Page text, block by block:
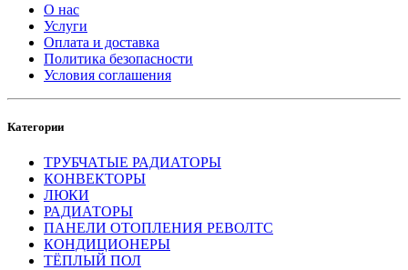
О нас
Услуги
Оплата и доставка
Политика безопасности
Условия соглашения
Категории
ТРУБЧАТЫЕ РАДИАТОРЫ
КОНВЕКТОРЫ
ЛЮКИ
РАДИАТОРЫ
ПАНЕЛИ ОТОПЛЕНИЯ РЕВОЛТС
КОНДИЦИОНЕРЫ
ТЁПЛЫЙ ПОЛ